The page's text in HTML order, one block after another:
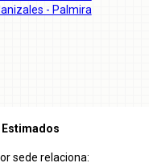
- Palmira
sede relaciona: